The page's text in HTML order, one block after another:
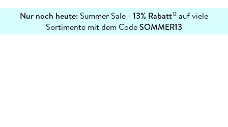
Nur noch heute: Summer Sale - 13% Rabatt12 auf viele
Sortimente mit dem CodeSOMMER13
erfahren